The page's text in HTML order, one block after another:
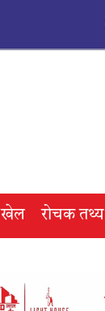
खेल रोचक तथ्य